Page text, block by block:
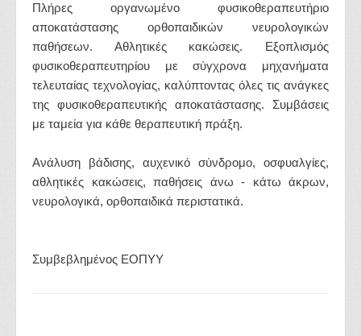
Πλήρες οργανωμένο φυσικοθεραπευτήριο
αποκατάστασης ορθοπαιδικών νευρολογικών
παθήσεων. Αθλητικές κακώσεις. Εξοπλισμός
φυσικοθεραπευτηρίου με σύγχρονα μηχανήματα
τελευταίας τεχνολογίας, καλύπτοντας όλες τις ανάγκες
της φυσικοθεραπευτικής αποκατάστασης. Συμβάσεις
με ταμεία για κάθε θεραπευτική πράξη.
Ανάλυση βάδισης, αυχενικό σύνδρομο, οσφυαλγίες,
αθλητικές κακώσεις, παθήσεις άνω - κάτω άκρων,
νευρολογικά, ορθοπαιδικά περιστατικά.
Συμβεβλημένος ΕΟΠΥΥ